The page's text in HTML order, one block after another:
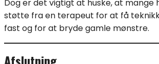
Dog er det vigtigt at huske, at mange
støtte fra en terapeut for at få
fast og for at bryde gamle mønstre.
Afslutning